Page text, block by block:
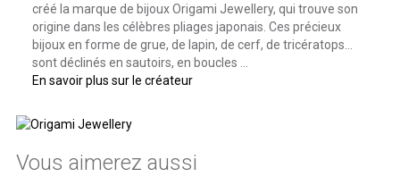
créé la marque de bijoux Origami Jewellery, qui trouve son
origine dans les célèbres pliages japonais. Ces précieux
bijoux en forme de grue, de lapin, de cerf, de tricératops…
sont déclinés en sautoirs, en boucles ...
En savoir plus sur le créateur
Vous aimerez aussi